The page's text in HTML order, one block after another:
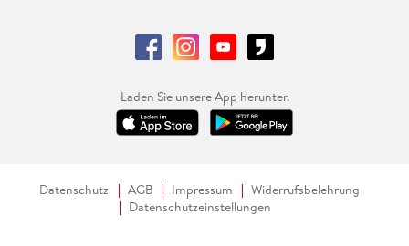
Laden Sie unsere App herunter.
Datenschutz AGB Impressum
Widerrufsbelehrung
Datenschutzeinstellungen